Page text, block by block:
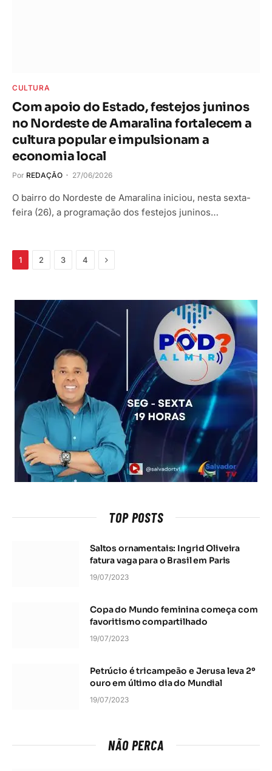
CULTURA
Com apoio do Estado, festejos juninos
no Nordeste de Amaralina fortalecem a
cultura popular e impulsionam a
economia local
Por REDAÇÃO 27/06/2026
O bairro do Nordeste de Amaralina iniciou, nesta sexta-
feira (26), a programação dos festejos juninos…
1 2 3 4 Próximo
TOP POSTS
Saltos ornamentais: Ingrid Oliveira
fatura vaga para o Brasil em Paris
19/07/2023
Copa do Mundo feminina começa com
favoritismo compartilhado
19/07/2023
Petrúcio é tricampeão e Jerusa leva 2º
ouro em último dia do Mundial
19/07/2023
NÃO PERCA